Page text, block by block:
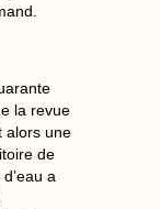
la revue
alors une
de
a